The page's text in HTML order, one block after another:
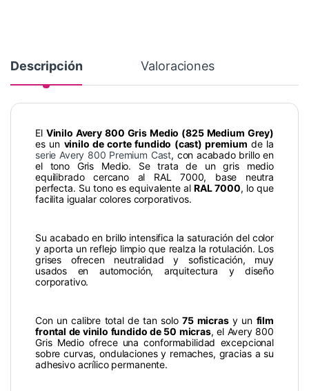
Descripción Valoraciones
El Vinilo Avery 800 Gris Medio (825 Medium Grey)
es un vinilo de corte fundido (cast) premium de la
serie Avery 800 Premium Cast, con acabado brillo en
el tono Gris Medio. Se trata de un gris medio
equilibrado cercano al RAL 7000, base neutra
perfecta. Su tono es equivalente alRAL 7000, lo que
facilita igualar colores corporativos.
Su acabado en brillo intensifica la saturación del color
y aporta un reflejo limpio que realza la rotulación. Los
grises ofrecen neutralidad y sofisticación, muy
usados en automoción, arquitectura y diseño
corporativo.
Con un calibre total de tan solo75 micrasy un film
frontal de vinilo fundido de 50 micras, el Avery 800
Gris Medio ofrece una conformabilidad excepcional
sobre curvas, ondulaciones y remaches, gracias a su
adhesivo acrílico permanente.